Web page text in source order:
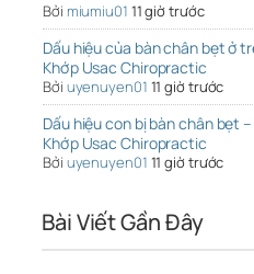
Bởi miumiu01 11 giờ trước
Dấu hiệu của bàn chân bẹt ở
Khớp Usac Chiropractic
Bởi uyenuyen01 11 giờ trước
Dấu hiệu con bị bàn chân bẹt
Khớp Usac Chiropractic
Bởi uyenuyen01 11 giờ trước
Bài Viết Gần Đây